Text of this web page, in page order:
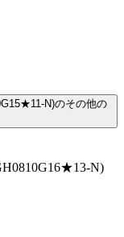
N)のその他の
N)